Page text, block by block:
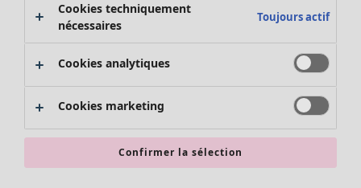
Promos SOLDES
Les promos de Gudrun Sjödén
Nouvel arrivage
Bonnes affaires en soldes - jusqu'à -70
Cookies techniquement
nécessaires
Toujours actif
Cookies analytiques
Cookies marketing
Confirmer la sélection